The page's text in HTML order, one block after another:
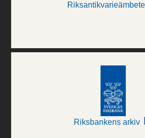
Riksbankens arkiv